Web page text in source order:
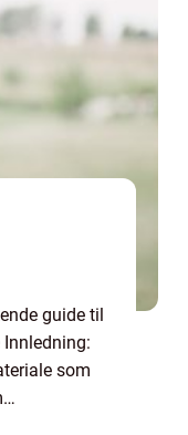
guide til
som